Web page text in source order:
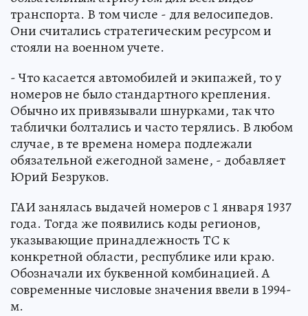
транспорта. В том числе - для велосипедов.
Они считались стратегическим ресурсом и
стояли на военном учете.
- Что касается автомобилей и экипажей, то у
номеров не было стандартного крепления.
Обычно их привязывали шнурками, так что
таблички болтались и часто терялись. В любом
случае, в те времена номера подлежали
обязательной ежегодной замене, - добавляет
Юрий Безруков.
ГАИ занялась выдачей номеров с 1 января 1937
года. Тогда же появились коды регионов,
указывающие принадлежность ТС к
конкретной области, республике или краю.
Обозначали их буквенной комбинацией. А
современные числовые значения ввели в 1994-
м.